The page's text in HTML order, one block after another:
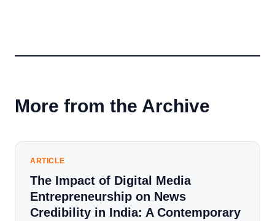
More from the Archive
ARTICLE
The Impact of Digital Media
Entrepreneurship on News
Credibility in India: A Contemporary